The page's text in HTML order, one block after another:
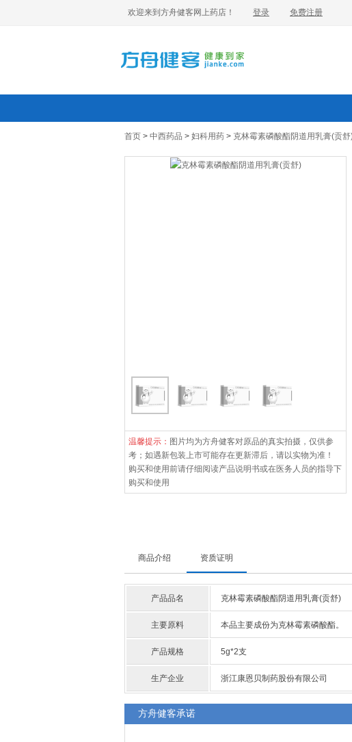
欢迎来到方舟健客网上药店！ 登录 免费注册
首页 > 中西药品 > 妇科用药 > 克林霉素磷酸酯阴道用乳膏(贡舒
温馨提示： 图片均为方舟健客对原品的真实拍摄，仅供参
考；如遇新包装上市可能存在更新滞后，请以实物为准！
购买和使用前请仔细阅读产品说明书或在医务人员的指导下
购买和使用
商品介绍 资质证明
产品品名 克林霉素磷酸酯阴道用乳膏(贡舒)
主要原料 本品主要成份为克林霉素磷酸酯。
产品规格 5g*2支
生产企业 浙江康恩贝制药股份有限公司
方舟健客承诺